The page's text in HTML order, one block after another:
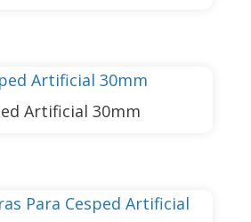
Artificial 30mm